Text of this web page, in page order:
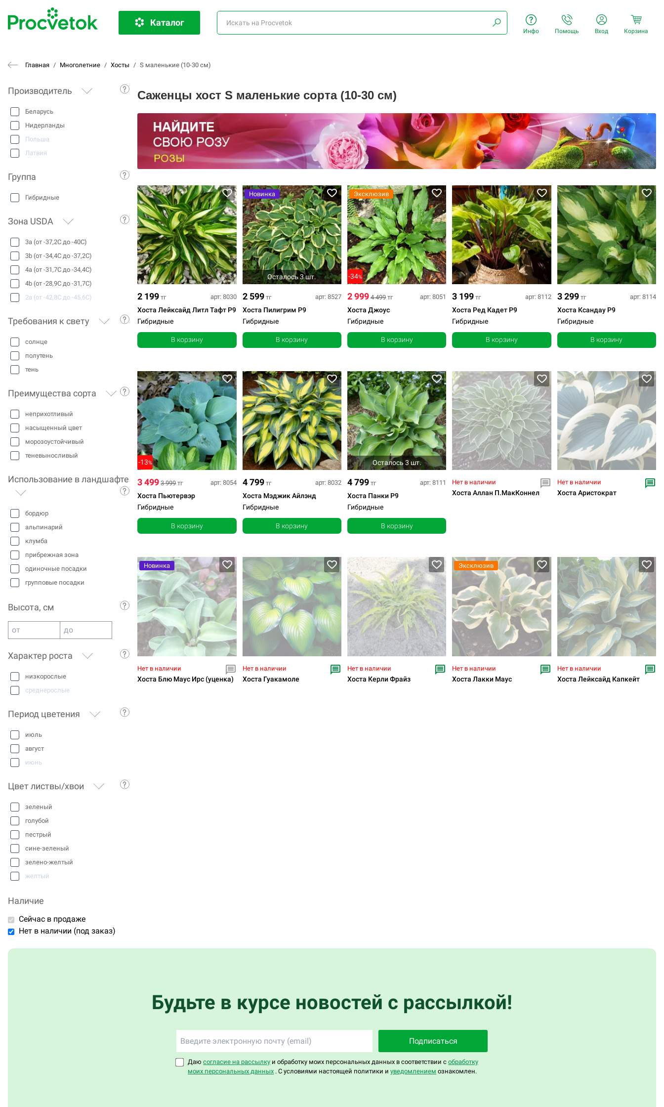
Каталог
Инфо Помощь Вход Корзина
Главная / Многолетние / Хосты / S маленькие (10-30 см)
Производитель
Беларусь
Нидерланды
Польша
Латвия
Группа
Гибридные
Зона USDA
3a (от -37,2С до -40С)
3b (от -34,4С до -37,2С)
4a (от -31,7С до -34,4С)
4b (от -28,9С до -31,7С)
2a (от -42,8С до -45,6С)
Требования к свету
солнце
полутень
тень
Преимущества сорта
неприхотливый
насыщенный цвет
морозоустойчивый
теневыносливый
Использование в ландшафте
бордюр
альпинарий
клумба
прибрежная зона
одиночные посадки
групповые посадки
миксбордер
Высота, см
Характер роста
низкорослые
среднерослые
Период цветения
июль
август
июнь
Цвет листвы/хвои
зеленый
голубой
пестрый
сине-зеленый
зелено-желтый
желтый
темно-зеленый
Наличие
Сейчас в продаже
Нет в наличии (под заказ)
Саженцы хост S маленькие сорта (10-30 см)
2 199 тг арт: 8030
Хоста Лейксайд Литл Тафт Р9
Гибридные
В корзину
Новинка
Осталось 3 шт.
2 599тг арт: 8527
Хоста Пилигрим Р9
Гибридные
В корзину
Эксклюзив
-34%
2 999 4 499 тг арт: 8051
Хоста Джоус
Гибридные
В корзину
3 199 тг арт: 8112
Хоста Ред Кадет Р9
Гибридные
В корзину
3 299тг арт: 8114
Хоста Ксандау Р9
Гибридные
В корзину
-13%
3 499 3 999тг арт: 8054
Хоста Пьютервэр
Гибридные
В корзину
4 799тг арт: 8032
Хоста Мэджик Айлэнд
Гибридные
В корзину
Осталось 3 шт.
4 799 тг арт: 8111
Хоста Панки Р9
Гибридные
В корзину
Нет в наличии
Хоста Аллан П.МакКоннел
Нет в наличии
Хоста Аристократ
Новинка
Нет в наличии
Хоста Блю Маус Ирс (уценка)
Нет в наличии
Хоста Гуакамоле
Нет в наличии
Хоста Керли Фрайз
Эксклюзив
Нет в наличии
Хоста Лакки Маус
Нет в наличии
Хоста Лейксайд Капкейт
Будьте в курсе новостей с рассылкой!
Подписаться
Даюсогласие на рассылку и обработку моих персональных данных в соответствии собработку
моих персональных данных . С условиями настоящей политики иуведомлением ознакомлен.